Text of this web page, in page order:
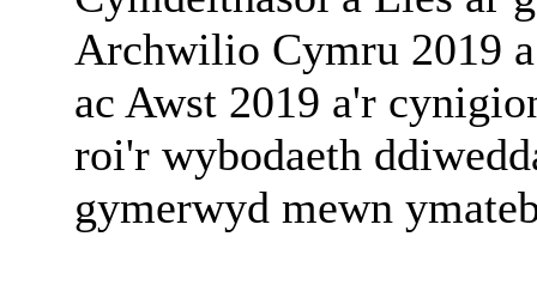
Archwilio Cymru 2019
ac Awst 2019 a'r
roi'r wybodaeth
gymerwyd mewn